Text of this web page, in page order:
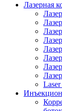
Лазерная